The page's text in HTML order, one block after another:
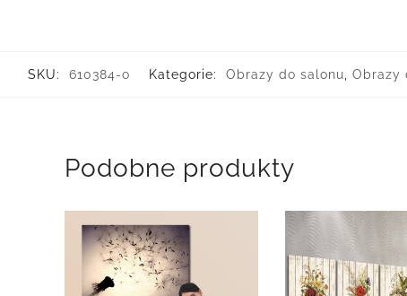
SKU: 610384-o Kategorie: Obrazy do salonu, Obrazy
Podobne produkty